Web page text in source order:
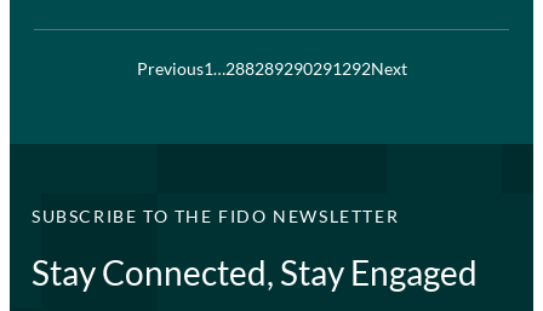
Previous1…288289290291292Next
SUBSCRIBE TO THE FIDO NEWSLETTER
Stay Connected, Stay Engaged